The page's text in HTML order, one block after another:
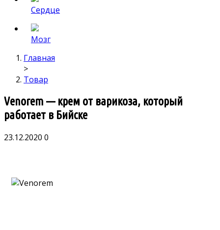
Сердце
Мозг
Главная
>
Товар
Venorem — крем от варикоза, который
работает в Бийске
23.12.2020 0